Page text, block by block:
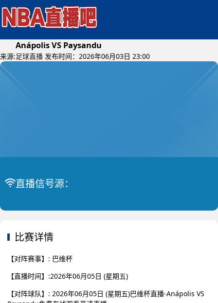
Anápolis VS Paysandu
来源:足球直播 发布时间：2026年06月03日 23:00
直播信号源：
比赛详情
【对阵赛事】: 巴维杯
【直播时间】:2026年06月05日 (星期五)
【对阵球队】: 2026年06月05日 (星期五)巴维杯直播-Anápolis VS